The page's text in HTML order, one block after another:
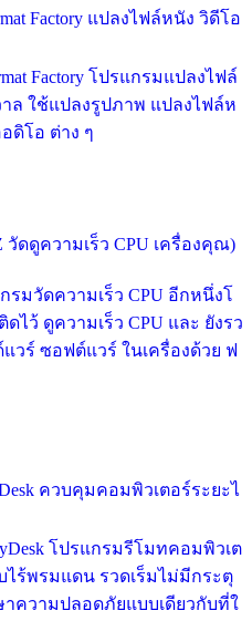
Factory แปลงไฟล์หนัง วิดีโอ
Factory โปรแกรมแปลงไฟล์
ล ใช้แปลงรูปภาพ แปลงไฟล์ห
ดิโอ ต่าง ๆ
วัดดูความเร็ว CPU เครื่องคุณ)
รมวัดความเร็ว CPU อีกหนึ่งโ
ว้ ดูความเร็ว CPU และ ยังรว
วร์ ซอฟต์แวร์ ในเครื่องด้วย ฟ
ควบคุมคอมพิวเตอร์ระยะไ
โปรแกรมรีโมทคอมพิวเต
ร้พรมแดน รวดเร็มไม่มีกระตุ
ความปลอดภัยแบบเดียวกับที่ใ